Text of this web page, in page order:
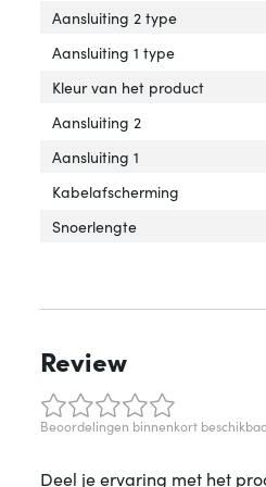
Aansluiting 2 type
Aansluiting 1 type
Kleur van het product
Aansluiting 2
Aansluiting 1
Kabelafscherming
Snoerlengte
Review
Beoordelingen binnenkort
Deel je ervaring met het